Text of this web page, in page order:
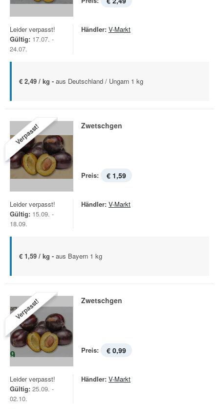
Leider verpasst!
Gültig: 17.07. -
24.07.
Händler: V-Markt
€ 2,49 / kg - aus Deutschland / Ungarn 1 kg
Verpasst! Zwetschgen
Preis: € 1,59
Leider verpasst!
Gültig: 15.09. -
18.09.
Händler: V-Markt
€ 1,59 / kg - aus Bayern 1 kg
Verpasst! Zwetschgen
Preis: € 0,99
Leider verpasst!
Gültig: 25.09. -
02.10.
Händler: V-Markt